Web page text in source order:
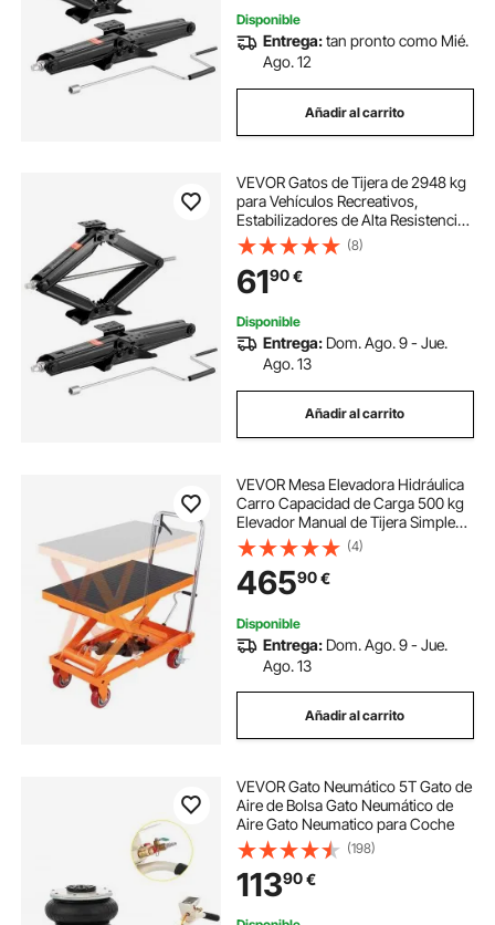
Disponible
Entrega:tan pronto como Mié.
Ago. 12
Añadir al carrito
VEVOR Gatos de Tijera de 2948 kg
para Vehículos Recreativos,
Estabilizadores de Alta Resistencia
con Manivela, Nivel de Burbuja y
Enchufe, no Se Doblan ni Deforman
Fácilmente, 665 x 182 x 103 mm
(8)
6190€
Disponible
Entrega: Dom. Ago. 9 - Jue.
Ago. 13
Añadir al carrito
VEVOR Mesa Elevadora Hidráulica
Carro Capacidad de Carga 500 kg
Elevador Manual de Tijera Simple
Altura de Elevación 900 mm 4
Ruedas Cojín Antideslizante para
Manipulación Transporte
(4)
46590€
Disponible
Entrega: Dom. Ago. 9 - Jue.
Ago. 13
Añadir al carrito
VEVOR Gato Neumático 5T Gato de
Aire de Bolsa Gato Neumático de
Aire Gato Neumatico para Coche
(198)
11390€